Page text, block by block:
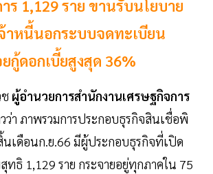
ร 1,129 ราย ขานรับนโยบาย
จ้าหนี้นอกระบบจดทะเบียน
กู้ดอกเบี้ยสูงสุด 36%
ผู้อำนวยการสำนักงานเศรษฐกิจการ
ว่า ภาพรวมการประกอบธุรกิจสินเชื่อพิ
เดือนก.ย.66 มีผู้ประกอบธุรกิจที่เปิด
ทธิ 1,129 ราย กระจายอยู่ทุกภาคใน 75